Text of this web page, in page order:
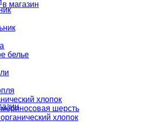
в магазин
белье
хлопок
шерсть
хлопок